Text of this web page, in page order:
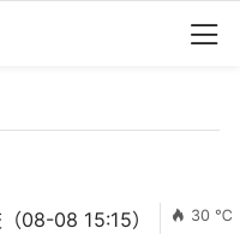
08-08 15:15） 30 ℃